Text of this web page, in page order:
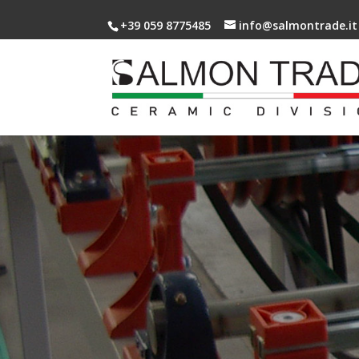
+39 059 8775485 info@salmontrade.it